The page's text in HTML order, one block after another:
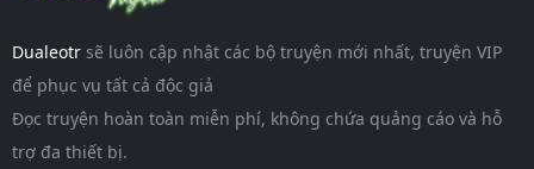
Dualeotr sẽ luôn cập nhật các bộ truyện mới nhất, truyện VIP
để phục vụ tất cả độc giả
Đọc truyện hoàn toàn miễn phí, không chứa quảng cáo và hỗ
trợ đa thiết bị.